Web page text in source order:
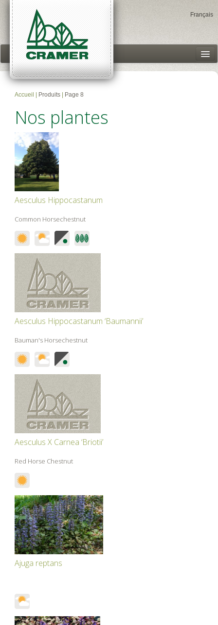
Français
Garden Centers
Products
Accès client
Accueil Produits Page 8
Nos plantes
Aesculus Hippocastanum
Common Horsechestnut
Aesculus Hippocastanum ‘Baumannii’
Bauman's Horsechestnut
Aesculus X Carnea ‘Briotii’
Red Horse Chestnut
Ajuga reptans